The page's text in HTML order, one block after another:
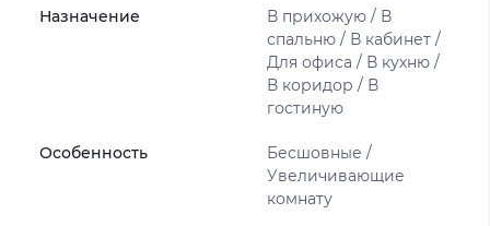
Назначение
В прихожую / В
спальню / В кабинет /
Для офиса / В кухню /
В коридор / В
гостиную
Особенность
Бесшовные /
Увеличивающие
комнату